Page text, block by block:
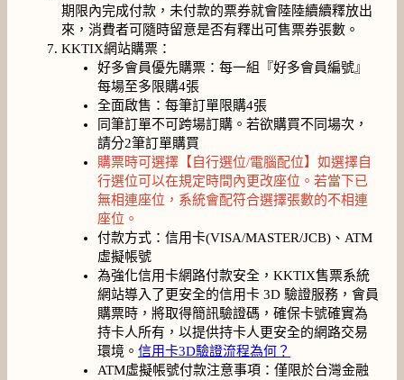
期限內完成付款，未付款的票券就會陸陸續續釋放出
來，消費者可隨時留意是否有釋出可售票券張數。
KKTIX網站購票：
好多會員優先購票：每一組『好多會員編號』
每場至多限購4張
全面啟售：每筆訂單限購4張
同筆訂單不可跨場訂購。若欲購買不同場次，
請分2筆訂單購買
購票時可選擇【自行選位/電腦配位】如選擇自
行選位可以在規定時間內更改座位。若當下已
無相連座位，系統會配符合選擇張數的不相連
座位。
付款方式：信用卡(VISA/MASTER/JCB)、ATM
虛擬帳號
為強化信用卡網路付款安全，KKTIX售票系統
網站導入了更安全的信用卡 3D 驗證服務，會員
購票時，將取得簡訊驗證碼，確保卡號確實為
持卡人所有，以提供持卡人更安全的網路交易
環境。 信用卡3D驗證流程為何？
ATM虛擬帳號付款注意事項：僅限於台灣金融